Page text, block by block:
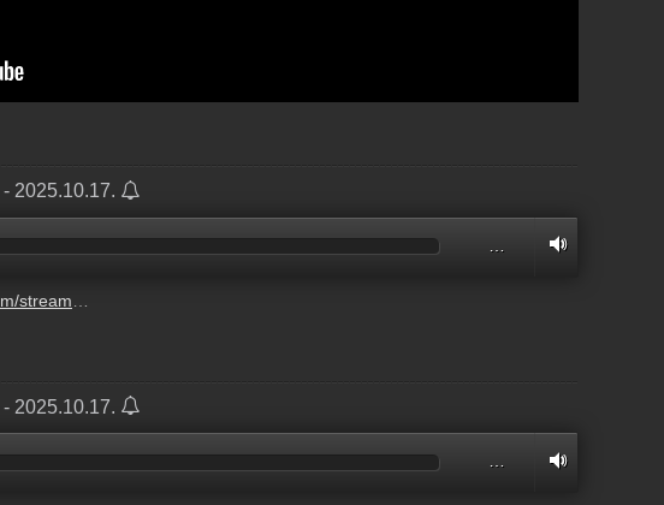
2025.10.17.
20251017-pentek.mp3
2025.10.17.
…